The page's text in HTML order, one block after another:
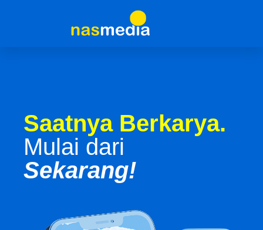
Saatnya Berkarya.
Mulai dari
Sekarang!